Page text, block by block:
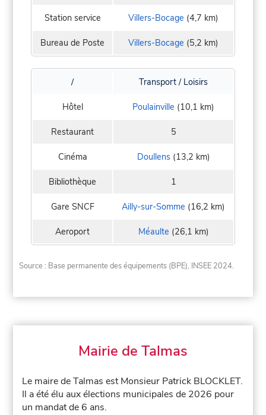
Station service Villers-Bocage (4,7 km)
Bureau de Poste Villers-Bocage (5,2 km)
/ Transport / Loisirs
Hôtel Poulainville (10,1 km)
Restaurant 5
Cinéma Doullens(13,2 km)
Bibliothèque 1
Gare SNCF Ailly-sur-Somme (16,2 km)
Aeroport Méaulte (26,1 km)
Source : Base permanente des équipements (BPE), INSEE 2024.
Mairie de Talmas
Le maire de Talmas est Monsieur Patrick BLOCKLET.
Il a été élu aux élections municipales de 2026 pour
un mandat de 6 ans.